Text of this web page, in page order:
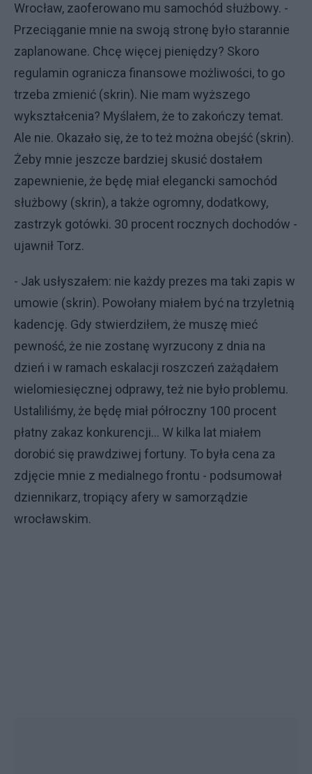
Wrocław, zaoferowano mu samochód służbowy. -
Przeciąganie mnie na swoją stronę było starannie
zaplanowane. Chcę więcej pieniędzy? Skoro
regulamin ogranicza finansowe możliwości, to go
trzeba zmienić (skrin). Nie mam wyższego
wykształcenia? Myślałem, że to zakończy temat.
Ale nie. Okazało się, że to też można obejść (skrin).
Żeby mnie jeszcze bardziej skusić dostałem
zapewnienie, że będę miał elegancki samochód
służbowy (skrin), a także ogromny, dodatkowy,
zastrzyk gotówki. 30 procent rocznych dochodów -
ujawnił Torz.
- Jak usłyszałem: nie każdy prezes ma taki zapis w
umowie (skrin). Powołany miałem być na trzyletnią
kadencję. Gdy stwierdziłem, że muszę mieć
pewność, że nie zostanę wyrzucony z dnia na
dzień i w ramach eskalacji roszczeń zażądałem
wielomiesięcznej odprawy, też nie było problemu.
Ustaliliśmy, że będę miał półroczny 100 procent
płatny zakaz konkurencji… W kilka lat miałem
dorobić się prawdziwej fortuny. To była cena za
zdjęcie mnie z medialnego frontu - podsumował
dziennikarz, tropiący afery w samorządzie
wrocławskim.